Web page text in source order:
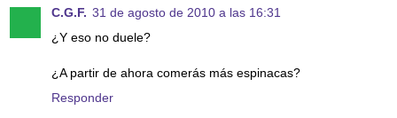
C.G.F. 31 de agosto de 2010 a las 16:31
¿Y eso no duele?
¿A partir de ahora comerás más espinacas?
Responder